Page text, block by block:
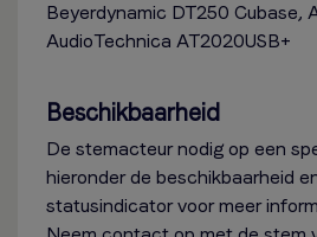
Beyerdynamic DT250 Cubase,
AudioTechnica AT2020USB+
Beschikbaarheid
De stemacteur nodig op een
hieronder de beschikbaarheid
statusindicator voor meer